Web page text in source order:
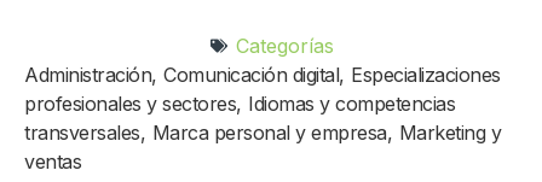
Categorías
Administración, Comunicación digital, Especializaciones
profesionales y sectores, Idiomas y competencias
transversales, Marca personal y empresa, Marketing y
ventas